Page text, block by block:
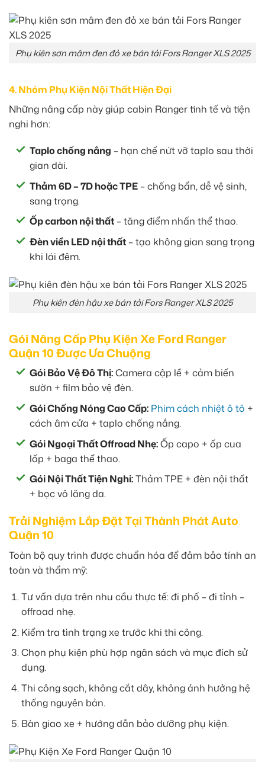
Phụ kiên sơn mâm đen đỏ xe bán tải Fors Ranger XLS 2025
4. Nhóm Phụ Kiện Nội Thất Hiện Đại
Những nâng cấp này giúp cabin Ranger tinh tế và tiện
nghi hơn:
Taplo chống nắng – hạn chế nứt vỡ taplo sau thời
gian dài.
Thảm 6D – 7D hoặc TPE – chống bẩn, dễ vệ sinh,
sang trọng.
Ốp carbon nội thất – tăng điểm nhấn thể thao.
Đèn viền LED nội thất – tạo không gian sang trọng
khi lái đêm.
Phụ kiên đèn hậu xe bán tải Fors Ranger XLS 2025
Gói Nâng Cấp Phụ Kiện Xe Ford Ranger
Quận 10 Được Ưa Chuộng
Gói Bảo Vệ Đô Thị:Camera cập lề + cảm biến
sườn + film bảo vệ đèn.
Gói Chống Nóng Cao Cấp: Phim cách nhiệt ô tô +
cách âm cửa + taplo chống nắng.
Gói Ngoại Thất Offroad Nhẹ:Ốp capo + ốp cua
lốp + baga thể thao.
Gói Nội Thất Tiện Nghi:Thảm TPE + đèn nội thất
+ bọc vô lăng da.
Trải Nghiệm Lắp Đặt Tại Thành Phát Auto
Quận 10
Toàn bộ quy trình được chuẩn hóa để đảm bảo tính an
toàn và thẩm mỹ:
Tư vấn dựa trên nhu cầu thực tế: đi phố – đi tỉnh –
offroad nhẹ.
Kiểm tra tình trạng xe trước khi thi công.
Chọn phụ kiện phù hợp ngân sách và mục đích sử
dụng.
Thi công sạch, không cắt dây, không ảnh hưởng hệ
thống nguyên bản.
Bàn giao xe + hướng dẫn bảo dưỡng phụ kiện.